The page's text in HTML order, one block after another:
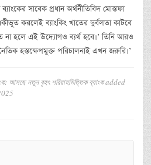
সাবেক প্রধান অর্থনীতিবিদ মোস্তফা
করলেই ব্যাংকিং খাতের দুর্বলতা কাটবে
না হলে এই উদ্যোগও ব্যর্থ হবে।’ তিনি আরও
হস্তক্ষেপমুক্ত পরিচালনাই এখন জরুরি।’
আসছে নতুন বৃহৎ শরিয়াহভিত্তিক ব্যাংকadded